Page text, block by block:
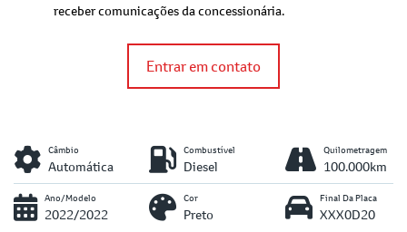
receber comunicações da concessionária.
Entrar em contato
Câmbio
Automática
Combustível
Diesel
Quilometragem
100.000km
Ano/Modelo
2022/2022
Cor
Preto
Final Da Placa
XXX0D20